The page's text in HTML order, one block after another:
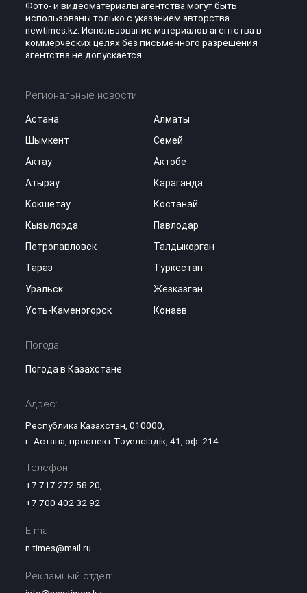
Фото- и видеоматериалы агентства могут быть
использованы только с указанием авторства
newtimes.kz. Использование материалов агентства в
коммерческих целях без письменного разрешения
агентства не допускается.
Региональные новости
Астана
Алматы
Шымкент
Семей
Актау
Актобе
Атырау
Караганда
Кокшетау
Костанай
Кызылорда
Павлодар
Петропавловск
Талдыкорган
Тараз
Туркестан
Уральск
Жезказган
Усть-Каменогорск
Конаев
Погода
Погода в Казахстане
Адрес:
Республика Казахстан, 010000,
г. Астана, проспект Тәуелсіздік, 41, оф. 214
Телефон:
+7 717 272 58 20
+7 700 402 32 92
E-mail:
n.times@mail.ru
Рекламный отдел: